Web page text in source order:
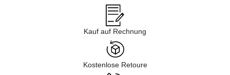
Kauf auf Rechnung
Kostenlose Retoure